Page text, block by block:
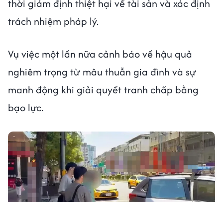
thời giám định thiệt hại về tài sản và xác định
trách nhiệm pháp lý.
Vụ việc một lần nữa cảnh báo về hậu quả
nghiêm trọng từ mâu thuẫn gia đình và sự
manh động khi giải quyết tranh chấp bằng
bạo lực.